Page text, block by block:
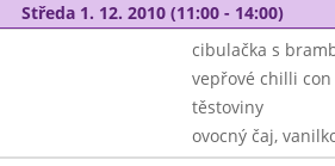
Středa 1. 12. 2010 (11:00 - 14:00)
cibulačka s
vepřové chilli
těstoviny
ovocný čaj,